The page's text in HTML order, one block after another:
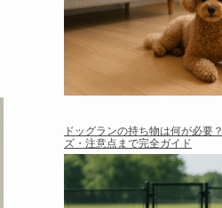
ドッグランの持ち物は何が必要
ズ・注意点まで完全ガイド